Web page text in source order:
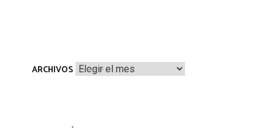
ARCHIVOS Archivos